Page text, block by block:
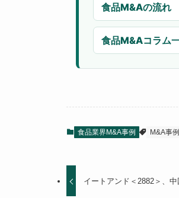
食品M&Aの流れ
食品M&Aコラム
食品業界M&A事例 M&A事例
イートアンド＜2882＞、